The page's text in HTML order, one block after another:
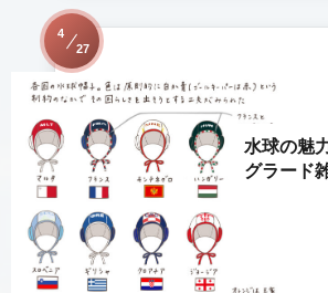
水球の魅
グラード
4
27